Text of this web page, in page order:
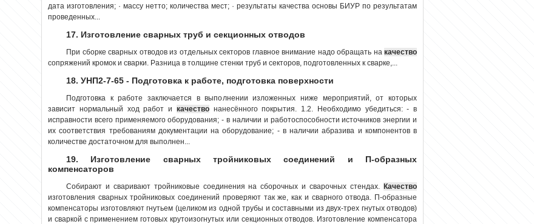
дата изготовления; · массу нетто; количества мест; · результаты качества основы БИУР по результатам
проведенных...
17. Изготовление сварных труб и секционных отводов
При сборке сварных отводов из отдельных секторов главное внимание надо обращать на качество
сопряжений кромок и сварки. Разница в толщине стенки труб и секторов, подготовленных к сварке,...
18. УНП2-7-65 - Подготовка к работе, подготовка поверхности
Подготовка к работе заключается в выполнении изложенных ниже мероприятий, от которых
зависит нормальный ход работ и качествонанесённого покрытия. 1.2. Необходимо убедиться: - в
исправности всего применяемого оборудования; - в наличии и работоспособности источников энергии и
их соответствия требованиям документации на оборудование; - в наличии абразива и компонентов в
количестве достаточном для выполнен...
19. Изготовление сварных тройниковых соединений и П-образных
компенсаторов
Собирают и сваривают тройниковые соединения на сборочных и сварочных стендах. Качество
изготовления сварных тройниковых соединений проверяют так же, как и сварного отвода. П-образные
компенсаторы изготовляют гнутьем (целиком из одной трубы и составными из двух-трех гнутых отводов)
и сваркой с применением готовых крутоизогнутых или секционных отводов. Изготовление компенсатора